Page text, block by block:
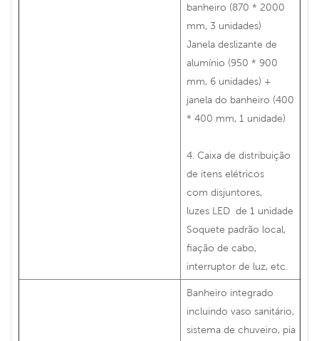
banheiro (870 * 2000
mm, 3 unidades)
Janela deslizante de
alumínio (950 * 900
mm, 6 unidades) +
janela do banheiro (400
* 400 mm, 1 unidade)
4. Caixa de distribuição
de itens elétricos
com disjuntores,
luzes LED de 1 unidade
Soquete padrão local,
fiação de cabo,
interruptor de luz, etc.
Banheiro integrado
incluindo vaso sanitário,
sistema de chuveiro, pia